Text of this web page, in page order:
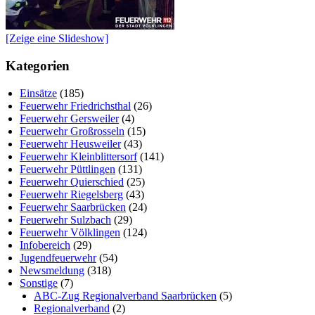
[Zeige eine Slideshow]
Kategorien
Einsätze (185)
Feuerwehr Friedrichsthal (26)
Feuerwehr Gersweiler(4)
Feuerwehr Großrosseln (15)
Feuerwehr Heusweiler(43)
Feuerwehr Kleinblittersorf(141)
Feuerwehr Püttlingen (131)
Feuerwehr Quierschied (25)
Feuerwehr Riegelsberg (43)
Feuerwehr Saarbrücken (24)
Feuerwehr Sulzbach (29)
Feuerwehr Völklingen (124)
Infobereich (29)
Jugendfeuerwehr(54)
Newsmeldung (318)
Sonstige (7)
ABC-Zug Regionalverband Saarbrücken (5)
Regionalverband (2)